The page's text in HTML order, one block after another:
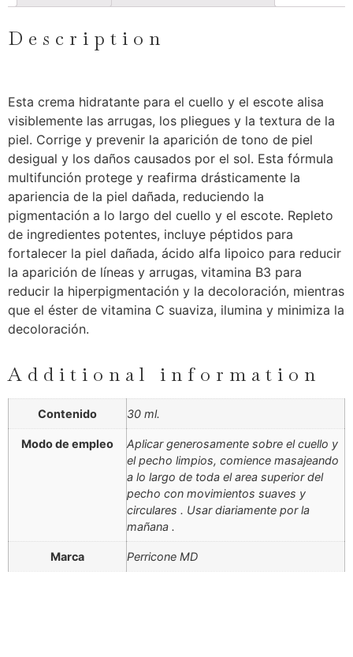
Description
Esta crema hidratante para el cuello y el escote alisa
visiblemente las arrugas, los pliegues y la textura de la
piel. Corrige y prevenir la aparición de tono de piel
desigual y los daños causados por el sol. Esta fórmula
multifunción protege y reafirma drásticamente la
apariencia de la piel dañada, reduciendo la
pigmentación a lo largo del cuello y el escote. Repleto
de ingredientes potentes, incluye péptidos para
fortalecer la piel dañada, ácido alfa lipoico para reducir
la aparición de líneas y arrugas, vitamina B3 para
reducir la hiperpigmentación y la decoloración, mientras
que el éster de vitamina C suaviza, ilumina y minimiza la
decoloración.
Additional information
Contenido 30 ml.
Modo de empleo
Aplicar generosamente sobre el cuello y
el pecho limpios, comience masajeando
a lo largo de toda el area superior del
pecho con movimientos suaves y
circulares . Usar diariamente por la
mañana .
Marca Perricone MD